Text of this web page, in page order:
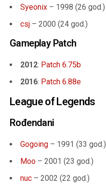
Syeonix – 1998 (26 god.)
csj – 2000 (24 god.)
Gameplay Patch
2012: Patch 6.75b
2016: Patch 6.88e
League of Legends
Rođendani
Gogoing – 1991 (33 god.)
Moo – 2001 (23 god.)
nuc – 2002 (22 god.)